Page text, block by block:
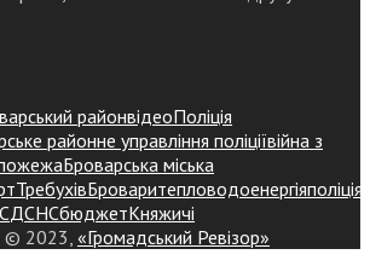
районвідеоПоліція
районне управління поліціївійна з
Броварська міська
ТребухівБроваритепловодоенергіяполіція
ДСНСбюджетКняжичі
© 2023, «Громадський Ревізор»